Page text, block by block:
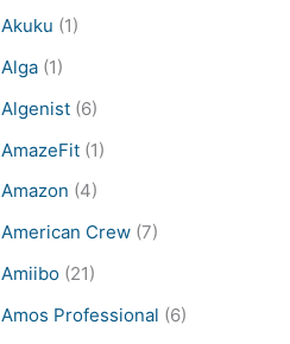
Akuku (1)
Alga (1)
Algenist (6)
AmazeFit (1)
Amazon (4)
American Crew (7)
Amiibo (21)
Amos Professional (6)